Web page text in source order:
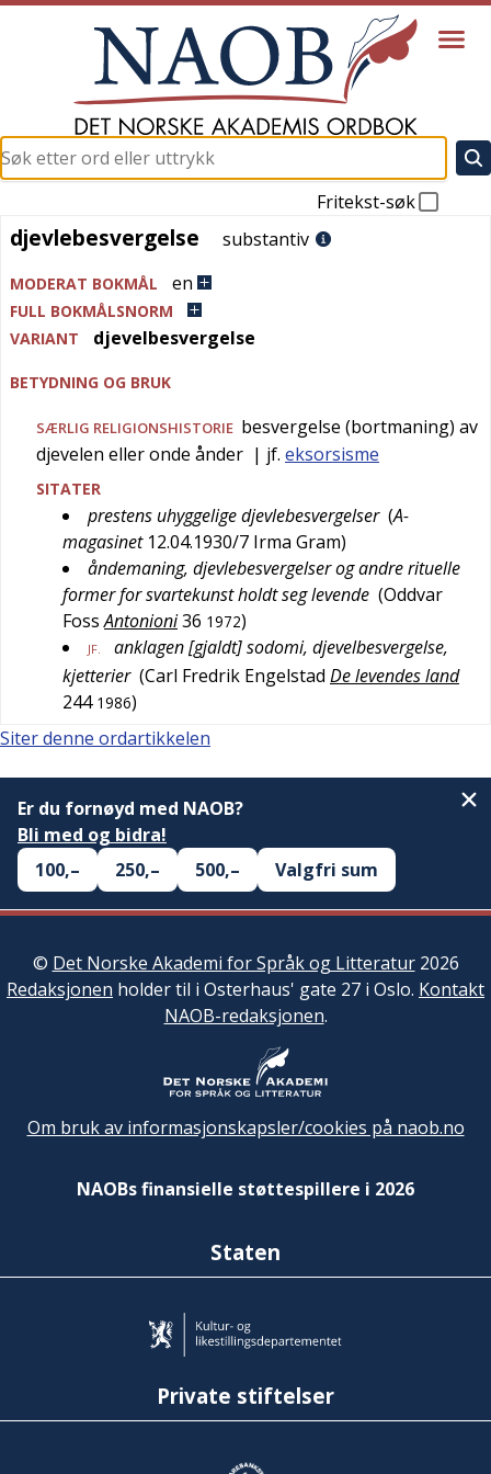
Fritekst-søk
djevlebesvergelse
djevlebesvergelse substantiv
MODERAT BOKMÅL en
FULL BOKMÅLSNORM
VARIANT
djevelbesvergelse
BETYDNING OG BRUK
SÆRLIG RELIGIONSHISTORIE besvergelse (bortmaning) av
djevelen eller onde ånder | jf. eksorsisme
SITATER
prestens uhyggelige djevlebesvergelser (A-
magasinet 12.04.1930/7 Irma Gram)
åndemaning, djevlebesvergelser og andre rituelle
former for svartekunst holdt seg levende (Oddvar
Foss Antonioni36 1972)
JF.
anklagen [gjaldt] sodomi, djevelbesvergelse,
kjetterier (Carl Fredrik Engelstad De levendes land
244 1986)
Siter denne ordartikkelen
Er du fornøyd med NAOB?
Bli med og bidra!
100,–
250,– 500,– Valgfri sum
© Det Norske Akademi for Språk og Litteratur2026
Redaksjonen holder til i Osterhaus' gate 27 i Oslo. Kontakt
NAOB-redaksjonen.
Om bruk av informasjonskapsler/cookies på naob.no
NAOBs finansielle støttespillere i 2026
Staten
Private stiftelser